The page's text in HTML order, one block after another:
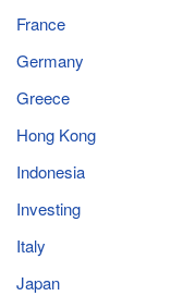
France
Germany
Greece
Hong Kong
Indonesia
Investing
Italy
Japan